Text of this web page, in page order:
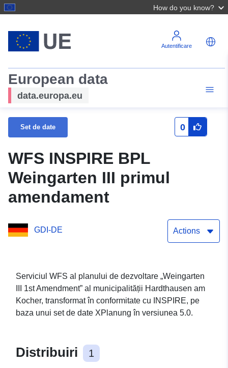
How do you know?
Autentificare
European data
data.europa.eu
Set de date 0
WFS INSPIRE BPL
Weingarten III primul
amendament
GDI-DE Actions
Serviciul WFS al planului de dezvoltare „Weingarten
III 1st Amendment” al municipalității Hardthausen am
Kocher, transformat în conformitate cu INSPIRE, pe
baza unui set de date XPlanung în versiunea 5.0.
Distribuiri 1